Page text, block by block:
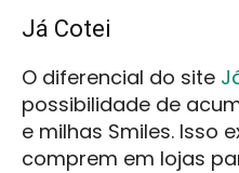
Já Cotei
O diferencial do site
possibilidade de
e milhas Smiles. Isso
comprem em lojas